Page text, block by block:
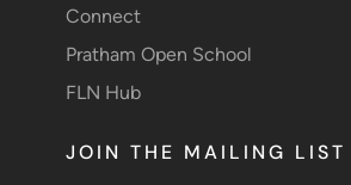
Connect
Pratham Open School
FLN Hub
JOIN THE MAILING LIST